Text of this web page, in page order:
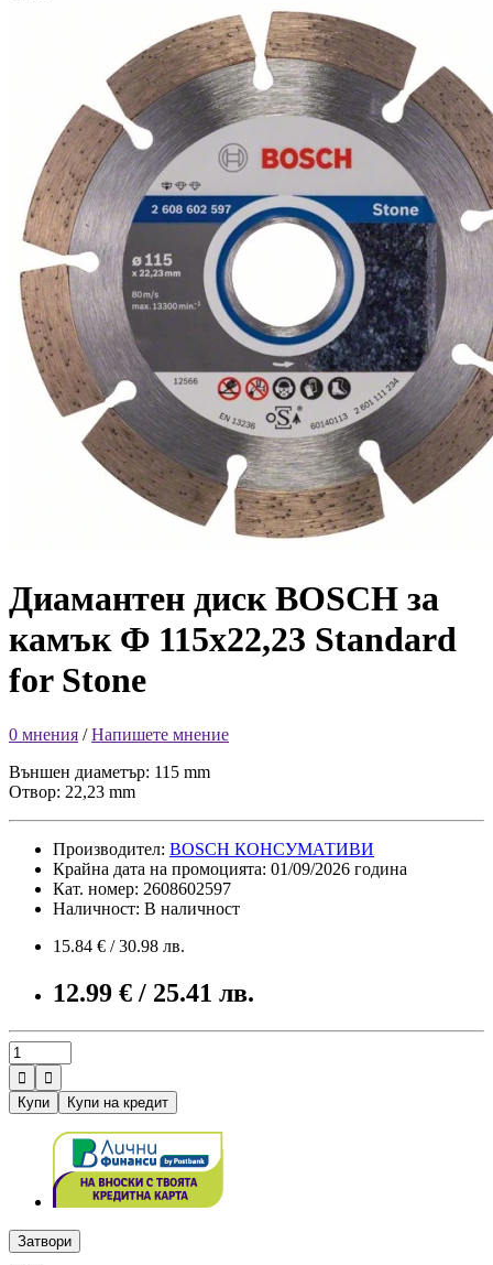
Диамантен диск BOSCH за
камък Ф 115х22,23 Standard
for Stone
0 мнения /Напишете мнение
Външен диаметър: 115 mm
Отвор: 22,23 mm
Производител: BOSCH КОНСУМАТИВИ
Крайна дата на промоцията: 01/09/2026 година
Кат. номер: 2608602597
Наличност: В наличност
15.84 € / 30.98 лв.
12.99 € / 25.41 лв.


Купи
Купи на кредит
Затвори